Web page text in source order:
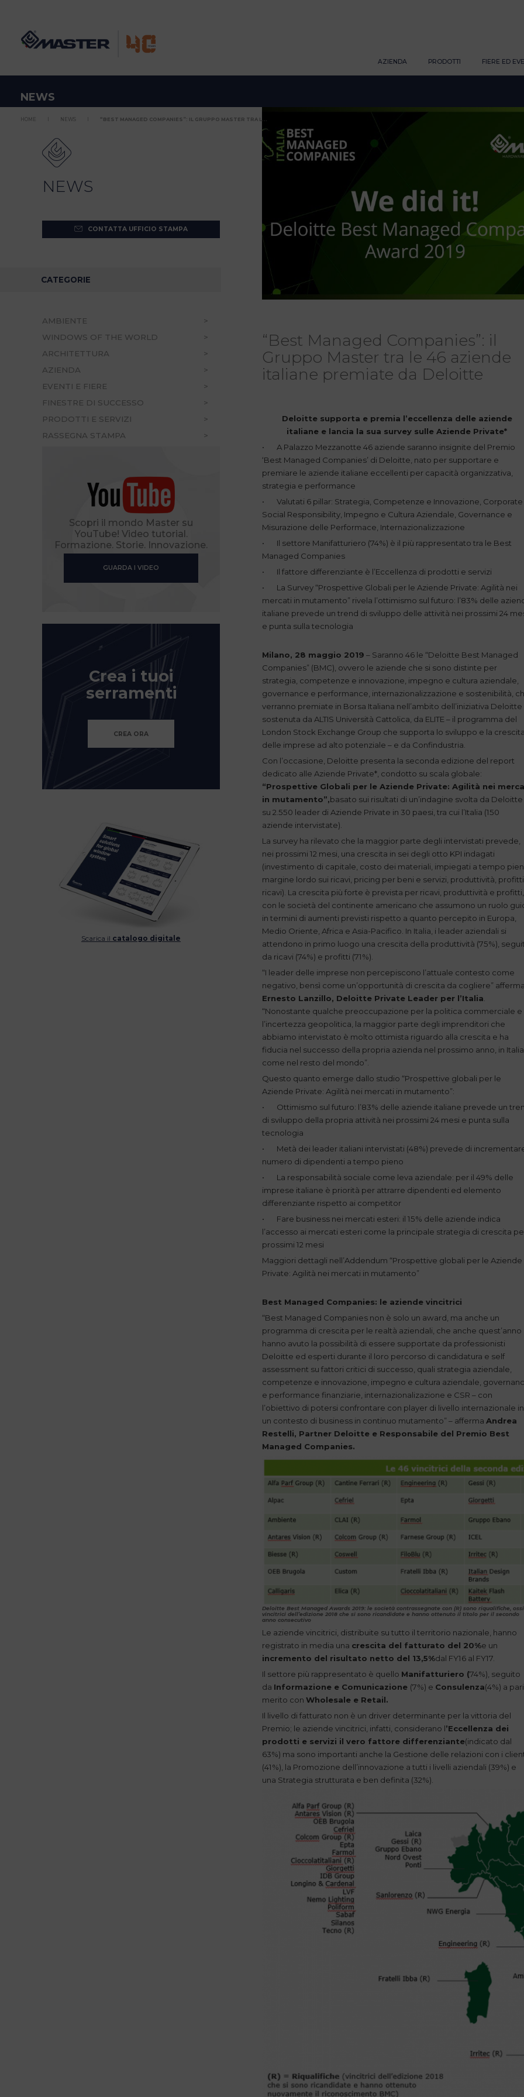
AZIENDA PRODOTTI FIERE ED
NEWS
HOME NEWS “BEST MANAGED COMPANIES”: IL GRUPPO MASTER TRA L...
NEWS
CONTATTA UFFICIO STAMPA
CATEGORIE
AMBIENTE
WINDOWS OF THE WORLD
ARCHITETTURA
AZIENDA
EVENTI E FIERE
FINESTRE DI SUCCESSO
PRODOTTI E SERVIZI
RASSEGNA STAMPA
Scopri il mondo Master su
YouTube! Video tutorial.
Formazione. Storie. Innovazione.
GUARDA I VIDEO
Crea i tuoi
serramenti
CREA ORA
Scarica il catalogo digitale
“Best Managed Companies”: il
Gruppo Master tra le 46 aziende
italiane premiate da Deloitte
Deloitte supporta e premia l’eccellenza delle aziende
italiane e lancia la sua survey sulle Aziende Private*
• A Palazzo Mezzanotte 46 aziende saranno insignite del Premio
‘Best Managed Companies’ di Deloitte, nato per supportare e
premiare le aziende italiane eccellenti per capacità organizzativa,
strategia e performance
• Valutati 6 pillar: Strategia, Competenze e Innovazione, Corporate
Social Responsibility, Impegno e Cultura Aziendale, Governance e
Misurazione delle Performace, Internazionalizzazione
• Il settore Manifatturiero (74%) è il più rappresentato tra le Best
Managed Companies
• Il fattore differenziante è l’Eccellenza di prodotti e servizi
• La Survey “Prospettive Globali per le Aziende Private: Agilità nei
mercati in mutamento” rivela l’ottimismo sul futuro: l’83% delle
italiane prevede un trend di sviluppo delle attività nei prossimi 24
e punta sulla tecnologia
Milano, 28 maggio 2019 – Saranno 46 le “Deloitte Best Managed
Companies” (BMC), ovvero le aziende che si sono distinte per
strategia, competenze e innovazione, impegno e cultura aziendale,
governance e performance, internazionalizzazione e sostenibilità,
verranno premiate in Borsa Italiana nell’ambito dell’iniziativa Deloitte
sostenuta da ALTIS Università Cattolica, da ELITE – il programma del
London Stock Exchange Group che supporta lo sviluppo e la
delle imprese ad alto potenziale – e da Confindustria.
Con l’occasione, Deloitte presenta la seconda edizione del report
dedicato alle Aziende Private*, condotto su scala globale:
“Prospettive Globali per le Aziende Private: Agilità nei
in mutamento”,basato sui risultati di un’indagine svolta da Deloitte
su 2.550 leader di Aziende Private in 30 paesi, tra cui l’Italia (150
aziende intervistate).
La survey ha rilevato che la maggior parte degli intervistati prevede,
nei prossimi 12 mesi, una crescita in sei degli otto KPI indagati
(investimento di capitale, costo dei materiali, impiegati a tempo
margine lordo sui ricavi, pricing per beni e servizi, produttività,
ricavi). La crescita più forte è prevista per ricavi, produttività e profitti,
con le società del continente americano che assumono un ruolo
in termini di aumenti previsti rispetto a quanto percepito in Europa,
Medio Oriente, Africa e Asia-Pacifico. In Italia, i leader aziendali si
attendono in primo luogo una crescita della produttività (75%),
da ricavi (74%) e profitti (71%).
“I leader delle imprese non percepiscono l’attuale contesto come
negativo, bensì come un’opportunità di crescita da cogliere”
Ernesto Lanzillo, Deloitte Private Leader per l’Italia.
“Nonostante qualche preoccupazione per la politica commerciale e
l’incertezza geopolitica, la maggior parte degli imprenditori che
abbiamo intervistato è molto ottimista riguardo alla crescita e ha
fiducia nel successo della propria azienda nel prossimo anno, in Italia
come nel resto del mondo”.
Questo quanto emerge dallo studio “Prospettive globali per le
Aziende Private: Agilità nei mercati in mutamento”:
• Ottimismo sul futuro: l’83% delle aziende italiane prevede un
di sviluppo della propria attività nei prossimi 24 mesi e punta sulla
tecnologia
• Metà dei leader italiani intervistati (48%) prevede di
numero di dipendenti a tempo pieno
• La responsabilità sociale come leva aziendale: per il 49% delle
imprese italiane è priorità per attrarre dipendenti ed elemento
differenziante rispetto ai competitor
• Fare business nei mercati esteri: il 15% delle aziende indica
l’accesso ai mercati esteri come la principale strategia di crescita
prossimi 12 mesi
Maggiori dettagli nell’Addendum “Prospettive globali per le Aziende
Private: Agilità nei mercati in mutamento”
Best Managed Companies: le aziende vincitrici
“Best Managed Companies non è solo un award, ma anche un
programma di crescita per le realtà aziendali, che anche quest’anno
hanno avuto la possibilità di essere supportate da professionisti
Deloitte ed esperti durante il loro percorso di candidatura e self
assessment su fattori critici di successo, quali strategia aziendale,
competenze e innovazione, impegno e cultura aziendale,
e performance finanziarie, internazionalizazione e CSR – con
l’obiettivo di potersi confrontare con player di livello internazionale in
un contesto di business in continuo mutamento” – afferma Andrea
Restelli, Partner Deloitte e Responsabile del Premio Best
Managed Companies.
Deloitte Best Managed Awards 2019: le società contrassegnate con (R) sono riqualifiche,
vincitrici dell’edizione 2018 che si sono ricandidate e hanno ottenuto il titolo per il secondo
anno consecutivo
Le aziende vincitrici, distribuite su tutto il territorio nazionale, hanno
registrato in media una crescita del fatturato del 20%e un
incremento del risultato netto del 13,5%dal FY16 al FY17.
Il settore più rappresentato è quello Manifatturiero (74%), seguito
da Informazione e Comunicazione (7%) e Consulenza(4%) a pari
merito con Wholesale e Retail.
Il livello di fatturato non è un driver determinante per la vittoria del
Premio; le aziende vincitrici, infatti, considerano l’Eccellenza dei
prodotti e servizi il vero fattore differenziante(indicato dal
63%) ma sono importanti anche la Gestione delle relazioni con i
(41%), la Promozione dell’innovazione a tutti i livelli aziendali (39%) e
una Strategia strutturata e ben definita (32%).